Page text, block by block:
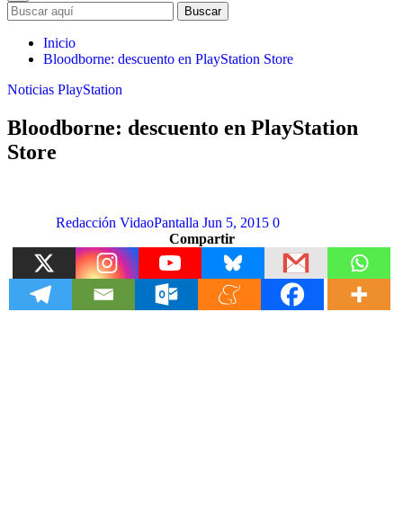
Buscar
Inicio
Bloodborne: descuento en PlayStation Store
Noticias PlayStation
Bloodborne: descuento en PlayStation
Store
Redacción VidaoPantalla Jun 5, 2015 0
Compartir